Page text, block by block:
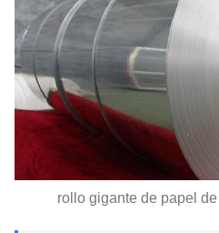
rollo gigante de papel